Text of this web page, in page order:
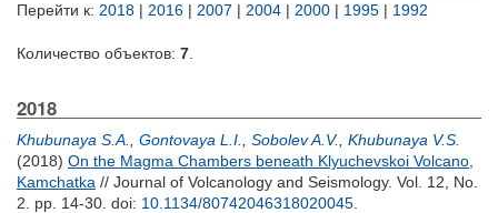
Перейти к: 2018 | 2016 | 2007 | 2004 | 2000 | 1995 | 1992
Количество объектов: 7
2018
Khubunaya S.A. Gontovaya L.I. Sobolev A.V. Khubunaya V.S.
(2018) On the Magma Chambers beneath Klyuchevskoi Volcano,
Kamchatka // Journal of Volcanology and Seismology. Vol. 12, No.
2. pp. 14-30. doi: 10.1134/80742046318020045